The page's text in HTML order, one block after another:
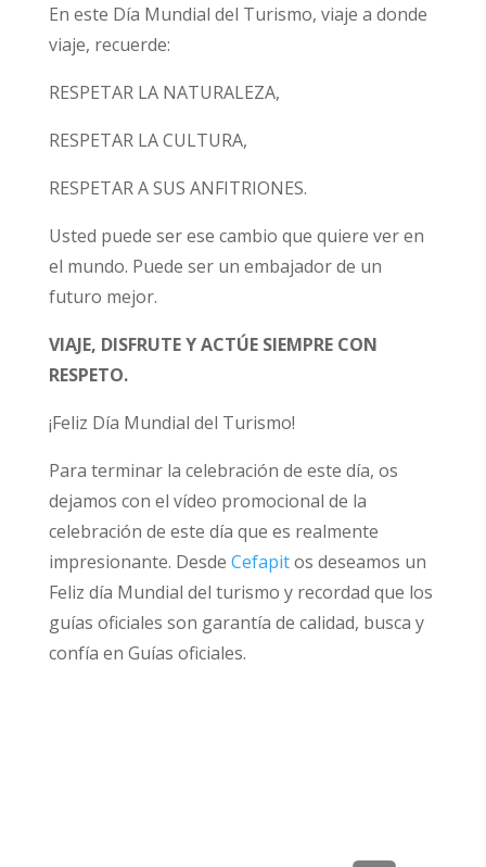
En este Día Mundial del Turismo, viaje a donde
viaje, recuerde:
RESPETAR LA NATURALEZA,
RESPETAR LA CULTURA,
RESPETAR A SUS ANFITRIONES.
Usted puede ser ese cambio que quiere ver en
el mundo. Puede ser un embajador de un
futuro mejor.
VIAJE, DISFRUTE Y ACTÚE SIEMPRE CON
RESPETO.
¡Feliz Día Mundial del Turismo!
Para terminar la celebración de este día, os
dejamos con el vídeo promocional de la
celebración de este día que es realmente
impresionante. Desde Cefapitos deseamos un
Feliz día Mundial del turismo y recordad que los
guías oficiales son garantía de calidad, busca y
confía en Guías oficiales.
Travel Enjoy Respect